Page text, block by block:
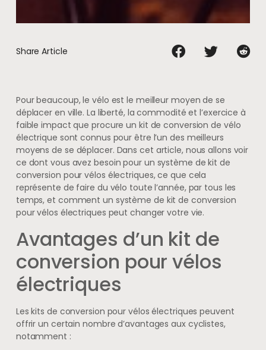
Share Article
Pour beaucoup, le vélo est le meilleur moyen de se
déplacer en ville. La liberté, la commodité et l’exercice à
faible impact que procure un kit de conversion de vélo
électrique sont connus pour être l’un des meilleurs
moyens de se déplacer. Dans cet article, nous allons voir
ce dont vous avez besoin pour un système de kit de
conversion pour vélos électriques, ce que cela
représente de faire du vélo toute l’année, par tous les
temps, et comment un système de kit de conversion
pour vélos électriques peut changer votre vie.
Avantages d’un kit de
conversion pour vélos
électriques
Les kits de conversion pour vélos électriques peuvent
offrir un certain nombre d’avantages aux cyclistes,
notamment :